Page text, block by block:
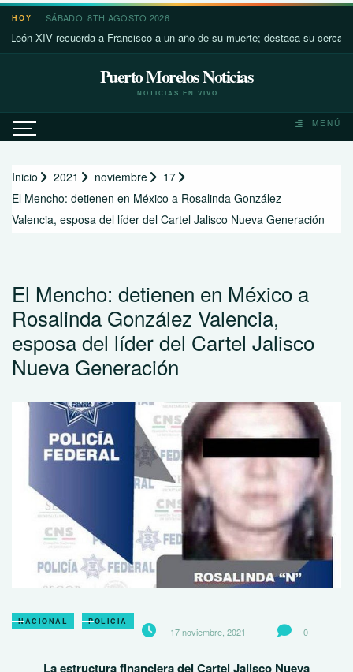
Saltar
contenido
HOY SÁBADO, 8TH AGOSTO 2026
XIV recuerda a Francisco a un año de su muerte; destaca su cercanía con
Puerto Morelos Noticias
NOTICIAS EN VIVO
MENÚ
Inicio 2021 noviembre
17
El Mencho: detienen en México a Rosalinda González
Valencia, esposa del líder del Cartel Jalisco Nueva Generación
El Mencho: detienen en México a
Rosalinda González Valencia,
esposa del líder del Cartel Jalisco
Nueva Generación
NACIONAL POLICIA
17 noviembre, 2021 0
La estructura financiera del Cartel Jalisco Nueva